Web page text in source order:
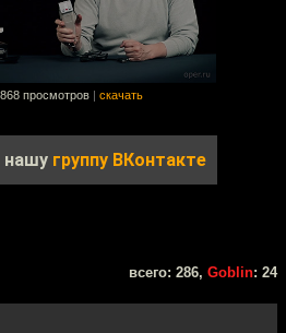
просмотров скачать
нашу группу ВКонтакте
всего: 286, Goblin: 24